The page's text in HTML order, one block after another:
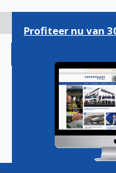
gaan
Magazine
Profiteer nu van